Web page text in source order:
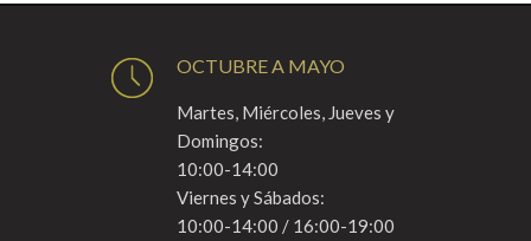
OCTUBRE A MAYO
Martes, Miércoles, Jueves y
Domingos:
10:00-14:00
Viernes y Sábados:
10:00-14:00 / 16:00-19:00